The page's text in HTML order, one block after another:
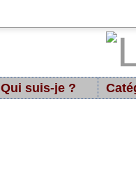
Qui suis-je ?